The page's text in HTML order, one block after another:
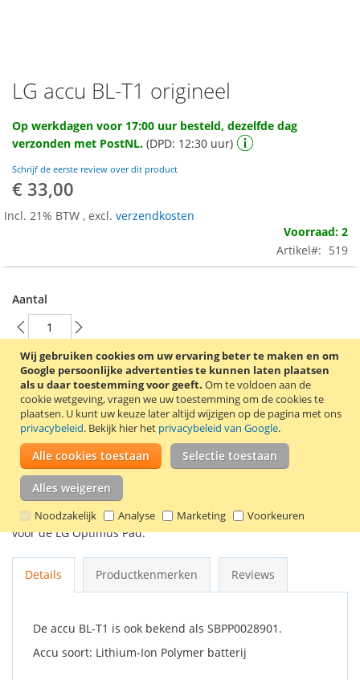
Wij gebruiken cookies om uw ervaring beter te maken en om
Google persoonlijke advertenties te kunnen laten plaatsen
als u daar toestemming voor geeft. Om te voldoen aan de
cookie wetgeving, vragen we uw toestemming om de cookies te
plaatsen. U kunt uw keuze later altijd wijzigen op de pagina met ons
privacybeleid. Bekijk hier het privacybeleid van Google.
Alle cookies toestaan Selectie toestaan
Alles weigeren
Noodzakelijk Analyse Marketing Voorkeuren
Ga
naar
het
begin
van
de
afbeeldingen-
gallerij
LG accu BL-T1 origineel
Op werkdagen voor 17:00 uur besteld, dezelfde dag
verzonden met PostNL. (DPD: 12:30 uur)
Schrijf de eerste review over dit product
€ 33,00
Incl. 21% BTW , excl. verzendkosten
Voorraad: 2
Artikel
519
Aantal
In Winkelwagen
VOEG TOE AAN VERLANGLIJST
TOEVOEGEN OM TE VERGELIJKEN
Originele LG accu BL-T1. Deze accu is onder andere geschikt
voor de LG Optimus Pad.
Details Productkenmerken Reviews
De accu BL-T1 is ook bekend als SBPP0028901.
Accu soort: Lithium-Ion Polymer batterij